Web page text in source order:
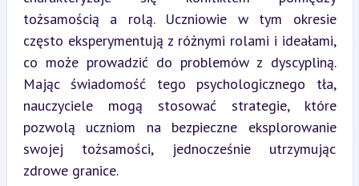
tożsamością a rolą. Uczniowie w tym okresie
często eksperymentują z różnymi rolami i ideałami,
co może prowadzić do problemów z dyscypliną.
Mając świadomość tego psychologicznego tła,
nauczyciele mogą stosować strategie, które
pozwolą uczniom na bezpieczne eksplorowanie
swojej tożsamości, jednocześnie utrzymując
zdrowe granice.